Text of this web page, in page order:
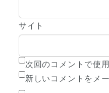
サイト
次回のコメントで使
新しいコメントをメ